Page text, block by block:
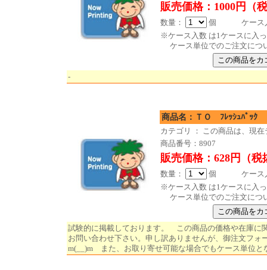
販売価格：1000円（
数量：
個 ケース入
※ケース入数 は1ケースに入
ケース単位でのご注文につ
-
商品名：ＴＯ ﾌﾚｯｼｭﾊﾟｯｸ
カテゴリ ： この商品は、現
商品番号：8907
販売価格：628円（税
数量：
個 ケース入
※ケース入数 は1ケースに入
ケース単位でのご注文につ
試験的に掲載しております。 この商品の価格や在庫に
お問い合わせ下さい。申し訳ありませんが、御注文フォ
m(__)m また、お取り寄せ可能な場合でもケース単位と